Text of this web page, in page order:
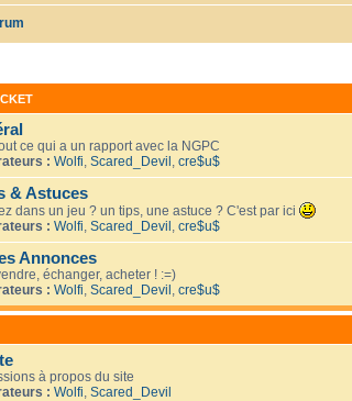
ce qui a un rapport avec la NGPC
: Wolfi Scared_Devil cre$u$
& Astuces
dans un jeu ? un tips, une astuce ? C'est par ici
: Wolfi Scared_Devil cre$u$
Annonces
échanger, acheter ! :=)
: Wolfi Scared_Devil cre$u$
à propos du site
: Wolfi, Scared_Devil